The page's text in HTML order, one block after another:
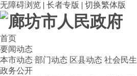
无障碍浏览 | 长者专版 | 切换繁体版
首页
要闻动态
本市动态 部门动态 区县动态 社会民生
政务公开